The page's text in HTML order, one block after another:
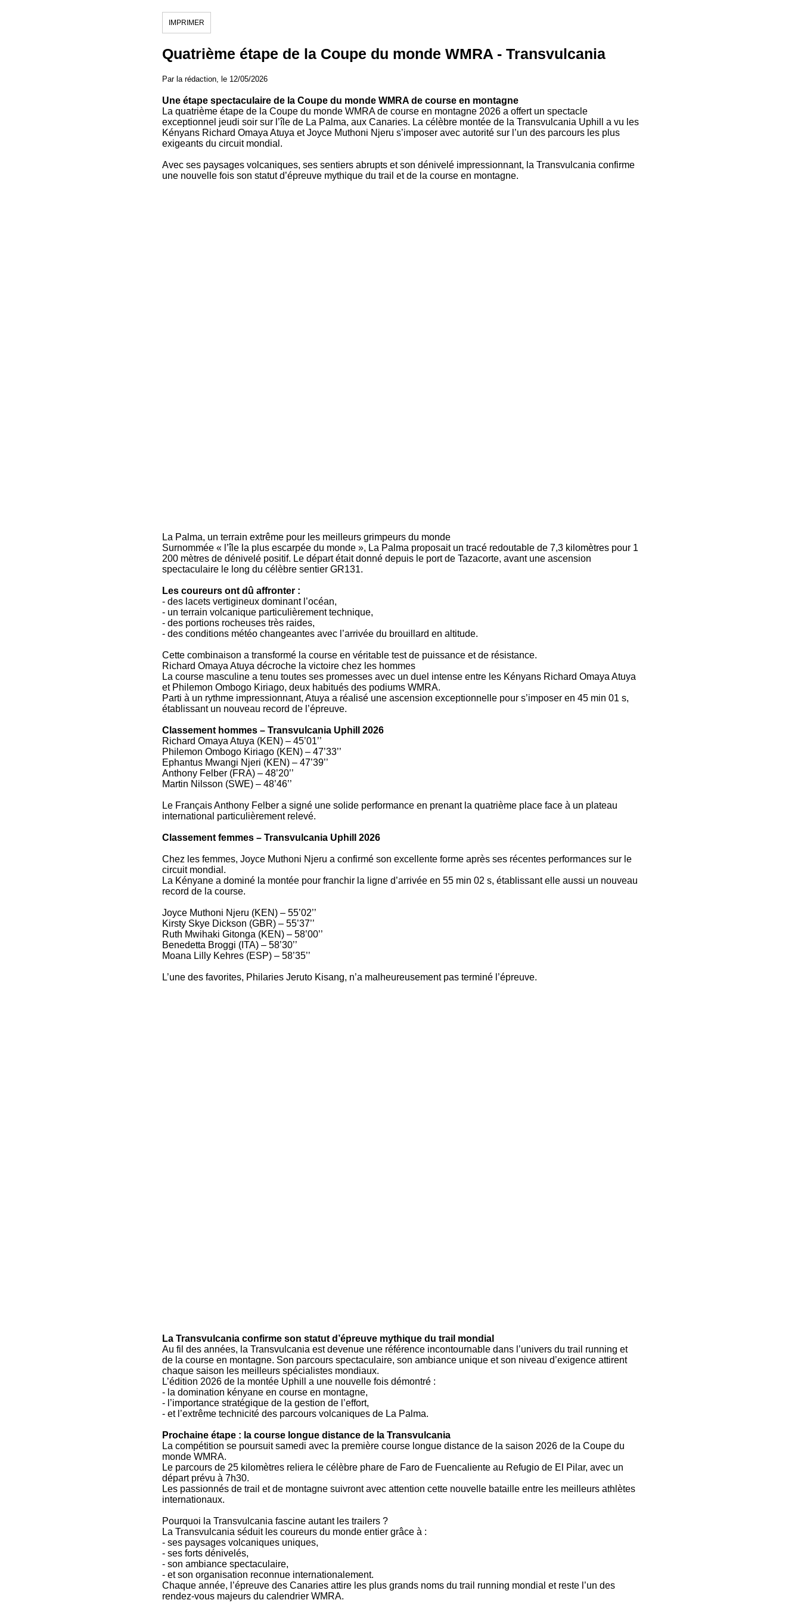
IMPRIMER
Quatrième étape de la Coupe du monde WMRA - Transvulcania
Par la rédaction, le 12/05/2026
Une étape spectaculaire de la Coupe du monde WMRA de course en montagne
La quatrième étape de la Coupe du monde WMRA de course en montagne 2026 a offert un spectacle
exceptionnel jeudi soir sur l’île de La Palma, aux Canaries. La célèbre montée de la Transvulcania Uphill a vu les
Kényans Richard Omaya Atuya et Joyce Muthoni Njeru s’imposer avec autorité sur l’un des parcours les plus
exigeants du circuit mondial.
Avec ses paysages volcaniques, ses sentiers abrupts et son dénivelé impressionnant, la Transvulcania confirme
une nouvelle fois son statut d’épreuve mythique du trail et de la course en montagne.
La Palma, un terrain extrême pour les meilleurs grimpeurs du monde
Surnommée « l’île la plus escarpée du monde », La Palma proposait un tracé redoutable de 7,3 kilomètres pour 1
200 mètres de dénivelé positif. Le départ était donné depuis le port de Tazacorte, avant une ascension
spectaculaire le long du célèbre sentier GR131.
Les coureurs ont dû affronter :
- des lacets vertigineux dominant l’océan,
- un terrain volcanique particulièrement technique,
- des portions rocheuses très raides,
- des conditions météo changeantes avec l’arrivée du brouillard en altitude.
Cette combinaison a transformé la course en véritable test de puissance et de résistance.
Richard Omaya Atuya décroche la victoire chez les hommes
La course masculine a tenu toutes ses promesses avec un duel intense entre les Kényans Richard Omaya Atuya
et Philemon Ombogo Kiriago, deux habitués des podiums WMRA.
Parti à un rythme impressionnant, Atuya a réalisé une ascension exceptionnelle pour s’imposer en 45 min 01 s,
établissant un nouveau record de l’épreuve.
Classement hommes – Transvulcania Uphill 2026
Richard Omaya Atuya (KEN) – 45’01’’
Philemon Ombogo Kiriago (KEN) – 47’33’’
Ephantus Mwangi Njeri (KEN) – 47’39’’
Anthony Felber (FRA) – 48’20’’
Martin Nilsson (SWE) – 48’46’’
Le Français Anthony Felber a signé une solide performance en prenant la quatrième place face à un plateau
international particulièrement relevé.
Classement femmes – Transvulcania Uphill 2026
Chez les femmes, Joyce Muthoni Njeru a confirmé son excellente forme après ses récentes performances sur le
circuit mondial.
La Kényane a dominé la montée pour franchir la ligne d’arrivée en 55 min 02 s, établissant elle aussi un nouveau
record de la course.
Joyce Muthoni Njeru (KEN) – 55’02’’
Kirsty Skye Dickson (GBR) – 55’37’’
Ruth Mwihaki Gitonga (KEN) – 58’00’’
Benedetta Broggi (ITA) – 58’30’’
Moana Lilly Kehres (ESP) – 58’35’’
L’une des favorites, Philaries Jeruto Kisang, n’a malheureusement pas terminé l’épreuve.
La Transvulcania confirme son statut d’épreuve mythique du trail mondial
Au fil des années, la Transvulcania est devenue une référence incontournable dans l’univers du trail running et
de la course en montagne. Son parcours spectaculaire, son ambiance unique et son niveau d’exigence attirent
chaque saison les meilleurs spécialistes mondiaux.
L’édition 2026 de la montée Uphill a une nouvelle fois démontré :
- la domination kényane en course en montagne,
- l’importance stratégique de la gestion de l’effort,
- et l’extrême technicité des parcours volcaniques de La Palma.
Prochaine étape : la course longue distance de la Transvulcania
La compétition se poursuit samedi avec la première course longue distance de la saison 2026 de la Coupe du
monde WMRA.
Le parcours de 25 kilomètres reliera le célèbre phare de Faro de Fuencaliente au Refugio de El Pilar, avec un
départ prévu à 7h30.
Les passionnés de trail et de montagne suivront avec attention cette nouvelle bataille entre les meilleurs athlètes
internationaux.
Pourquoi la Transvulcania fascine autant les trailers ?
La Transvulcania séduit les coureurs du monde entier grâce à :
- ses paysages volcaniques uniques,
- ses forts dénivelés,
- son ambiance spectaculaire,
- et son organisation reconnue internationalement.
Chaque année, l’épreuve des Canaries attire les plus grands noms du trail running mondial et reste l’un des
rendez-vous majeurs du calendrier WMRA.